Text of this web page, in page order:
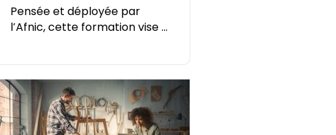
Pensée et déployée par
l’Afnic, cette formation vise ...